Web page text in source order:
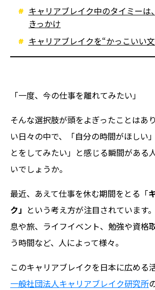
キャリアブレイク中のタイミーは
きっかけ
キャリアブレイクを“かっこいい
「一度、今の仕事を離れてみたい」
そんな選択肢が頭をよぎったことはあ
い日々の中で、「自分の時間がほしい
とをしてみたい」と感じる瞬間がある
いでしょうか。
最近、あえて仕事を休む期間をとる「
ク」 という考え方が注目されています
息や旅、ライフイベント、勉強や資格
う時間など、人によって様々。
このキャリアブレイクを日本に広める
一般社団法人キャリアブレイク研究所